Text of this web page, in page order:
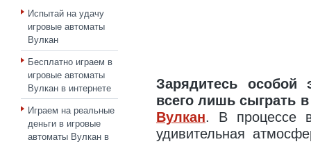
Испытай на удачу
игровые автоматы
Вулкан
Бесплатно играем в
игровые автоматы
Вулкан в интернете
Играем на реальные
деньги в игровые
автоматы Вулкан в
Зарядитесь особой
всего лишь сыграть
Вулкан. В процессе
удивительная